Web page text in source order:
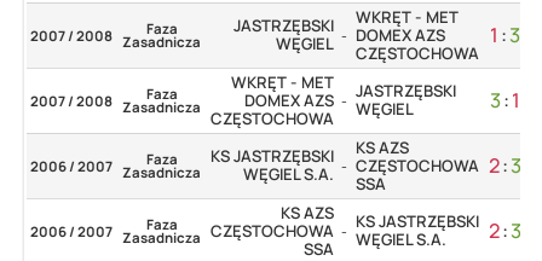
2007 / 2008 Faza
Zasadnicza
JASTRZĘBSKI
WĘGIEL -
WKRĘT - MET
DOMEX AZS
CZĘSTOCHOWA
1 :3
2007 / 2008 Faza
Zasadnicza
WKRĘT - MET
DOMEX AZS
CZĘSTOCHOWA
- JASTRZĘBSKI
WĘGIEL
3:1
2006 / 2007 Faza
Zasadnicza
KS JASTRZĘBSKI
WĘGIEL S.A. -
KS AZS
CZĘSTOCHOWA
SSA
2:3
2006 / 2007 Faza
Zasadnicza
KS AZS
CZĘSTOCHOWA
SSA
- KS JASTRZĘBSKI
WĘGIEL S.A.
2:3